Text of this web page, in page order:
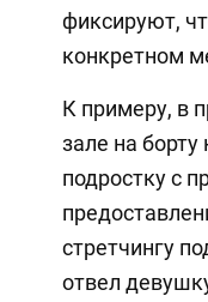
фиксируют,
конкретном
К примеру, в
зале на
подростку с
стретчингу
отвел